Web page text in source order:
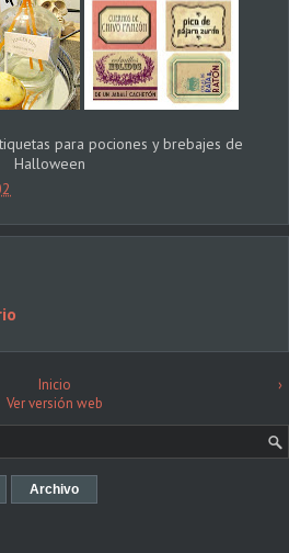
para pociones y brebajes de
Halloween
›
Inicio
Ver versión web
Archivo